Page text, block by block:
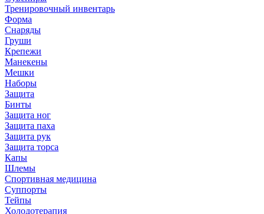
Тренировочный инвентарь
Форма
Снаряды
Груши
Крепежи
Манекены
Мешки
Наборы
Защита
Бинты
Защита ног
Защита паха
Защита рук
Защита торса
Капы
Шлемы
Спортивная медицина
Суппорты
Тейпы
Холодотерапия